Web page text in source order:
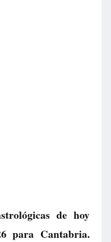
de hoy
para Cantabria.